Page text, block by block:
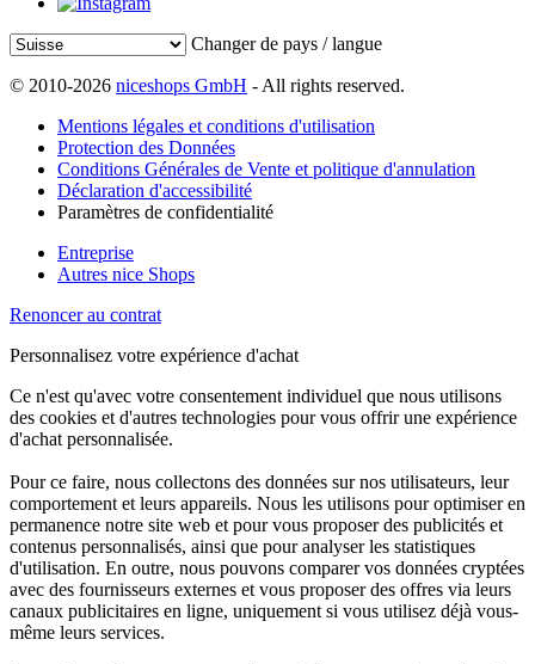
Changer de pays / langue
© 2010-2026 niceshops GmbH - All rights reserved.
Mentions légales et conditions d'utilisation
Protection des Données
Conditions Générales de Vente et politique d'annulation
Déclaration d'accessibilité
Paramètres de confidentialité
Entreprise
Autres nice Shops
Renoncer au contrat
Personnalisez votre expérience d'achat
Ce n'est qu'avec votre consentement individuel que nous utilisons
des cookies et d'autres technologies pour vous offrir une expérience
d'achat personnalisée.
Pour ce faire, nous collectons des données sur nos utilisateurs, leur
comportement et leurs appareils. Nous les utilisons pour optimiser en
permanence notre site web et pour vous proposer des publicités et
contenus personnalisés, ainsi que pour analyser les statistiques
d'utilisation. En outre, nous pouvons comparer vos données cryptées
avec des fournisseurs externes et vous proposer des offres via leurs
canaux publicitaires en ligne, uniquement si vous utilisez déjà vous-
même leurs services.